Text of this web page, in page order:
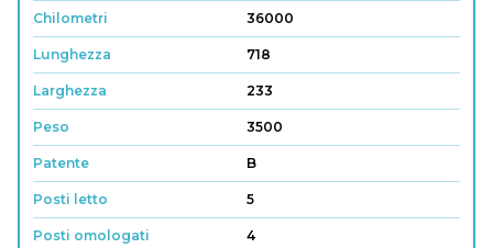
Chilometri 36000
Lunghezza 718
Larghezza 233
Peso 3500
Patente B
Posti letto 5
Posti omologati 4